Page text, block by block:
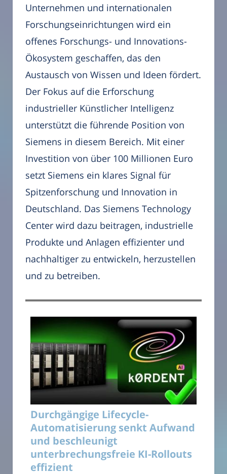
Unternehmen und internationalen
Forschungseinrichtungen wird ein
offenes Forschungs- und Innovations-
Ökosystem geschaffen, das den
Austausch von Wissen und Ideen fördert.
Der Fokus auf die Erforschung
industrieller Künstlicher Intelligenz
unterstützt die führende Position von
Siemens in diesem Bereich. Mit einer
Investition von über 100 Millionen Euro
setzt Siemens ein klares Signal für
Spitzenforschung und Innovation in
Deutschland. Das Siemens Technology
Center wird dazu beitragen, industrielle
Produkte und Anlagen effizienter und
nachhaltiger zu entwickeln, herzustellen
und zu betreiben.
Durchgängige Lifecycle-
Automatisierung senkt Aufwand
und beschleunigt
unterbrechungsfreie KI-Rollouts
effizient